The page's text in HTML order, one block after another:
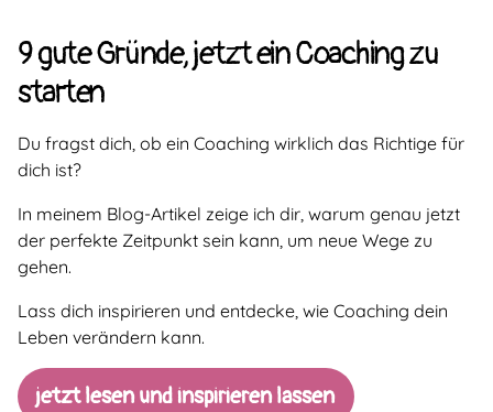
9 gute Gründe, jetzt ein Coaching zu
starten
Du fragst dich, ob ein Coaching wirklich das Richtige für
dich ist?
In meinem Blog-Artikel zeige ich dir, warum genau jetzt
der perfekte Zeitpunkt sein kann, um neue Wege zu
gehen.
Lass dich inspirieren und entdecke, wie Coaching dein
Leben verändern kann.
jetzt lesen und inspirieren lassen